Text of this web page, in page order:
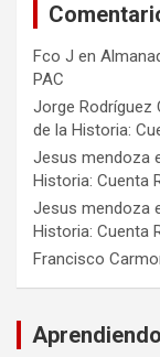
Fco J en
PAC
Jorge Rodríguez
de la Historia:
Jesus mendoza
Historia: Cuenta
Jesus mendoza
Historia: Cuenta
Francisco